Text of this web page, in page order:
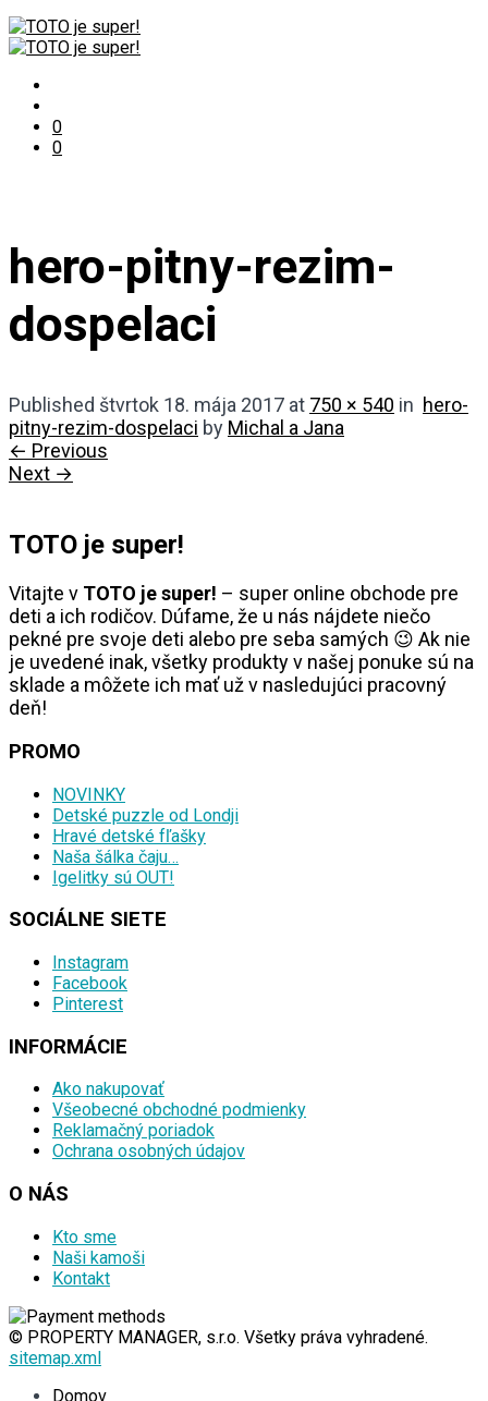
0
0
hero-pitny-rezim-
dospelaci
Published štvrtok 18. mája 2017 at 750 × 540 in hero-
pitny-rezim-dospelaci by Michal a Jana
← Previous
Next →
TOTO je super!
Vitajte v TOTO je super! – super online obchode pre
deti a ich rodičov. Dúfame, že u nás nájdete niečo
pekné pre svoje deti alebo pre seba samých 😉 Ak nie
je uvedené inak, všetky produkty v našej ponuke sú na
sklade a môžete ich mať už v nasledujúci pracovný
deň!
PROMO
NOVINKY
Detské puzzle od Londji
Hravé detské fľašky
Naša šálka čaju…
Igelitky sú OUT!
SOCIÁLNE SIETE
Instagram
Facebook
Pinterest
INFORMÁCIE
Ako nakupovať
Všeobecné obchodné podmienky
Reklamačný poriadok
Ochrana osobných údajov
O NÁS
Kto sme
Naši kamoši
Kontakt
© PROPERTY MANAGER, s.r.o. Všetky práva vyhradené.
sitemap.xml
Domov